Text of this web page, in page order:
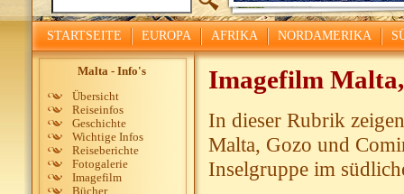
STARTSEITE EUROPA AFRIKA NORDAMERIKA
Malta - Info's
Übersicht
Reiseinfos
Geschichte
Wichtige Infos
Reiseberichte
Fotogalerie
Imagefilm
Bücher
Imagefilm
In dieser Rubrik
Malta, Gozo und
Inselgruppe im